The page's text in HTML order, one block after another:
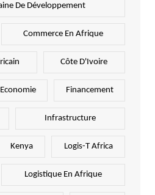
De Développement
Commerce En Afrique
Côte D'Ivoire
Economie Financement
Infrastructure
Kenya Logis-T Africa
Logistique En Afrique